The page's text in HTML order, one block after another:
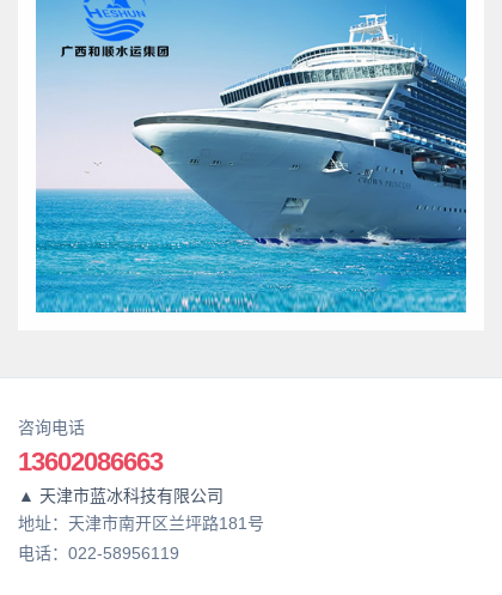
咨询电话
13602086663
▲ 天津市蓝冰科技有限公司
地址：天津市南开区兰坪路181号
电话：022-58956119